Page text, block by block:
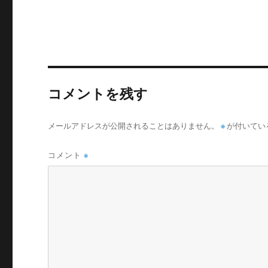
コメントを残す
メールアドレスが公開されることはありません。 ※ が付いて
コメント※